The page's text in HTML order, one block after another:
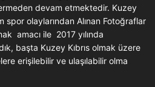
devam etmektedir. Kuzey
spor olaylarından Alınan Fotoğraflar
amacı ile 2017 yılında
başta Kuzey Kıbrıs olmak üzere
erişilebilir ve ulaşılabilir olma